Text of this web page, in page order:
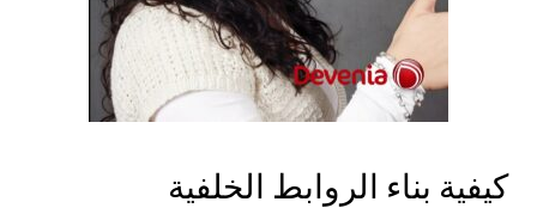
كيفية بناء الروابط الخلفية